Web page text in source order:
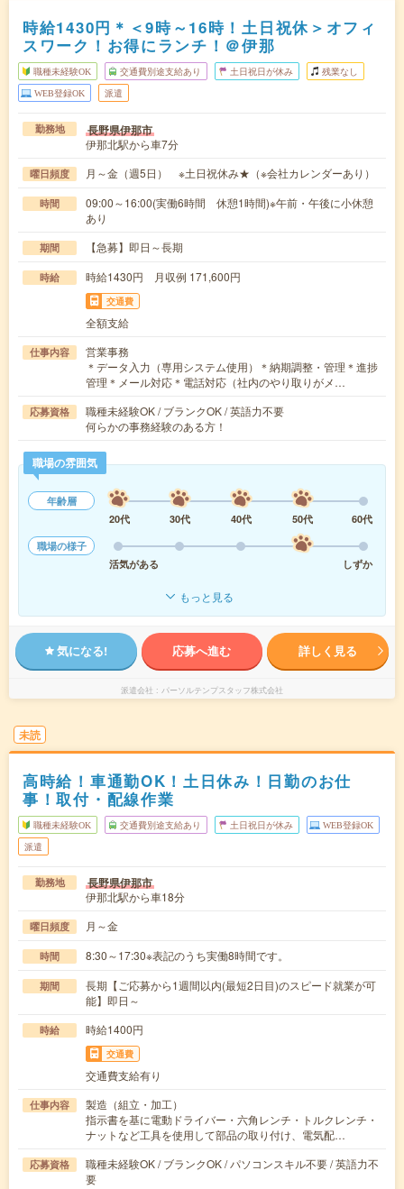
時給1430円＊＜9時～16時！土日祝休＞オフィ
スワーク！お得にランチ！＠伊那
職種未経験OK 交通費別途支給あり 土日祝日が休み 残業なし
WEB登録OK 派遣
勤務地 長野県伊那市
伊那北駅から車7分
曜日頻度 月～金（週5日） ※土日祝休み★（※会社カレンダーあり）
時間
09:00～16:00(実働6時間 休憩1時間)※午前・午後に小休憩
あり
期間 【急募】即日～長期
時給 時給1430円 月収例 171,600円
交通費
全額支給
仕事内容
営業事務
＊データ入力（専用システム使用）＊納期調整・管理＊進捗
管理＊メール対応＊電話対応（社内のやり取りがメ…
応募資格
職種未経験OK / ブランクOK / 英語力不要
何らかの事務経験のある方！
職場の雰囲気
年齢層
20代
30代 40代 50代
60代
職場の様子
活気がある
しずか
もっと見る
気になる! 応募へ進む 詳しく見る
派遣会社 パーソルテンプスタッフ株式会社
未読
高時給！車通勤OK！土日休み！日勤のお仕
事！取付・配線作業
職種未経験OK 交通費別途支給あり 土日祝日が休み WEB登録OK
派遣
勤務地 長野県伊那市
伊那北駅から車18分
曜日頻度 月～金
時間 8:30～17:30※表記のうち実働8時間です。
期間
長期【ご応募から1週間以内(最短2日目)のスピード就業が可
能】即日～
時給 時給1400円
交通費
交通費支給有り
仕事内容
製造（組立・加工）
指示書を基に電動ドライバー・六角レンチ・トルクレンチ・
ナットなど工具を使用して部品の取り付け、電気配…
応募資格
職種未経験OK / ブランクOK / パソコンスキル不要 / 英語力不
要